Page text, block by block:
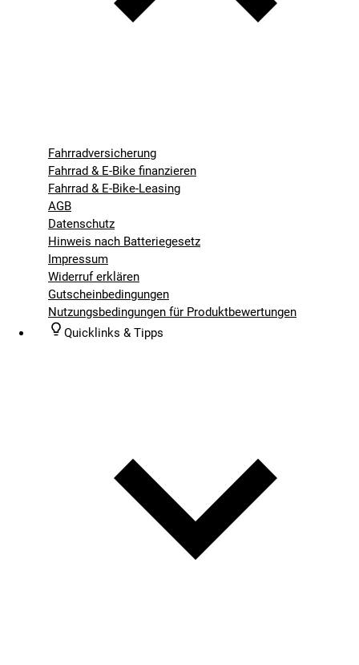
Fahrradversicherung
Fahrrad & E-Bike finanzieren
Fahrrad & E-Bike-Leasing
AGB
Datenschutz
Hinweis nach Batteriegesetz
Impressum
Widerruf erklären
Gutscheinbedingungen
Nutzungsbedingungen für Produktbewertungen
Quicklinks & Tipps